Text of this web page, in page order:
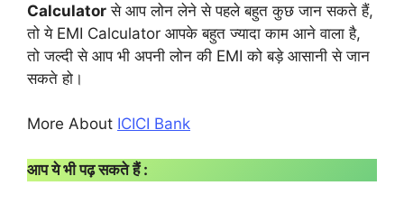
Calculator से आप लोन लेने से पहले बहुत कुछ जान सकते हैं,
तो ये EMI Calculator आपके बहुत ज्यादा काम आने वाला है,
तो जल्दी से आप भी अपनी लोन की EMI को बड़े आसानी से जान
सकते हो।
More About ICICI Bank
आप ये भी पढ़ सकते हैं :